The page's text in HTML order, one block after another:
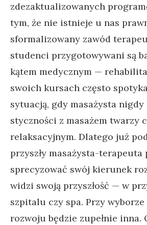
zdezaktualizowanych
tym, że nie istnieje u nas
sformalizowany zawód
studenci przygotowywani są
kątem medycznym —
swoich kursach często
sytuacją, gdy masażysta nigdy
styczności z masażem twarzy
relaksacyjnym. Dlatego już
przyszły masażysta-terapeuta
sprecyzować swój kierunek
widzi swoją przyszłość — w
szpitalu czy spa. Przy
rozwoju będzie zupełnie inna.